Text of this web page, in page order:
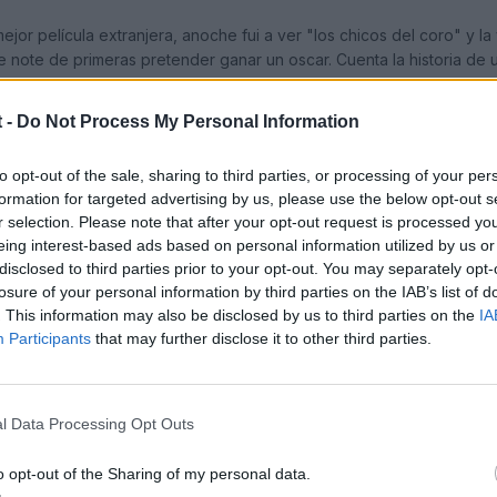
- Do Not Process My Personal Information
opt-out of the sale, sharing to third parties, or processing of your
for targeted advertising by us, please use the below opt-out
selection. Please note that after your opt-out request is processed
interest-based ads based on personal information utilized by us
to third parties prior to your opt-out. You may separately
of your personal information by third parties on the IAB’s list of
This information may also be disclosed by us to third parties on the
Participants that may further disclose it to other third parties.
Data Processing Opt Outs
opt-out of the Sharing of my personal data.
película extranjera, anoche fui a ver "los chicos del coro" y
note de primeras pretender ganar un oscar. Cuenta la historia
posguerra, tras la ocupación nazi. Es el típico reformatorio del
se va haciendo con la confianza de los chavales y
de los de salir deprimido, presenta las situaciones, como
sonora FABULOSA. Y como os dije, sencilla, sin grandes
por gorgoran